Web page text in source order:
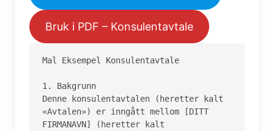
Bruk i PDF – Konsulentavtale
Mal Eksempel Konsulentavtale
1. Bakgrunn
Denne konsulentavtalen (heretter kalt
«Avtalen») er inngått mellom [DITT
FIRMANAVN] (heretter kalt